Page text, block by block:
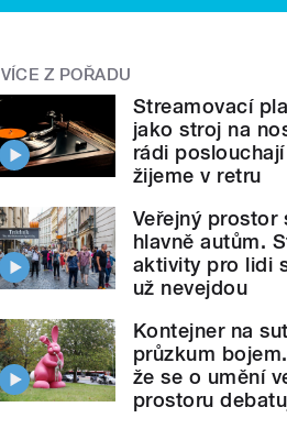
VÍCE Z POŘADU
Streamovací
jako stroj na
rádi
žijeme v retru
Veřejný prostor
hlavně autům.
aktivity pro lidi
už nevejdou
Kontejner na
průzkum
že se o umění
prostoru